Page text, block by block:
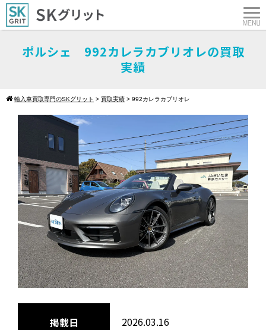
ポルシェ 992カレラカブリオレの買取
実績
輸入車買取専門のSKグリット > 買取実績 > 992カレラカブリオレ
掲載日 2026.03.16